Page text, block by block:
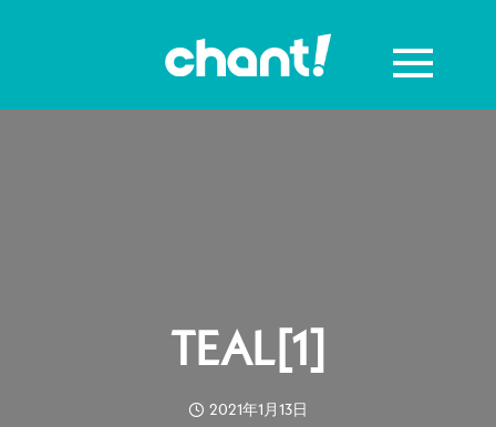
TEAL[1]
2021年1月13日